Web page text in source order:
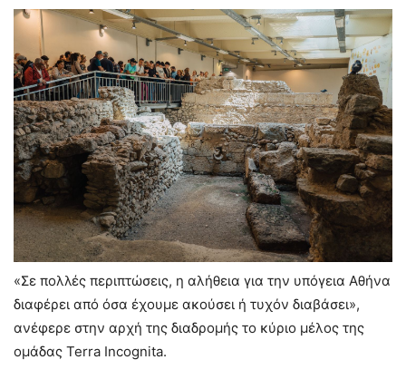
«Σε πολλές περιπτώσεις, η αλήθεια για την υπόγεια Αθήνα
διαφέρει από όσα έχουμε ακούσει ή τυχόν διαβάσει»,
ανέφερε στην αρχή της διαδρομής το κύριο μέλος της
ομάδας Terra Incognita.